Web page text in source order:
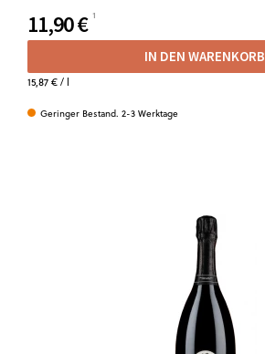
11,90 €
IN DEN WARENKORB
15,87 €/ l
Geringer Bestand. 2-3 Werktage